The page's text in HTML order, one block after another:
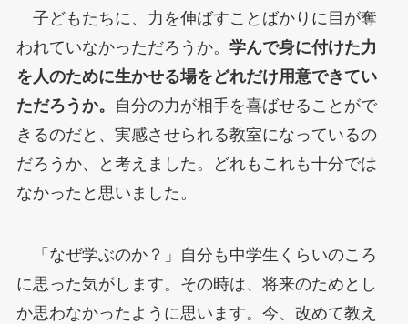
子どもたちに、力を伸ばすことばかりに目が奪
われていなかっただろうか。 学んで身に付けた力
を人のために生かせる場をどれだけ用意できてい
ただろうか。
自分の力が相手を喜ばせることがで
きるのだと、実感させられる教室になっているの
だろうか、と考えました。どれもこれも十分では
なかったと思いました。
「なぜ学ぶのか？」自分も中学生くらいのころ
に思った気がします。その時は、将来のためとし
か思わなかったように思います。今、改めて教え